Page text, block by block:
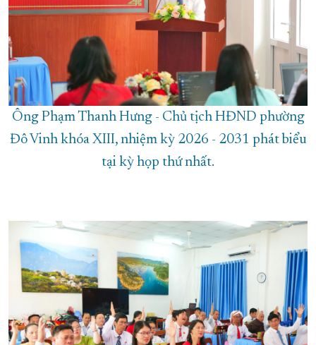
Ông Phạm Thanh Hưng - Chủ tịch HĐND phường
Đô Vinh khóa XIII, nhiệm kỳ 2026 - 2031 phát biểu
tại kỳ họp thứ nhất.